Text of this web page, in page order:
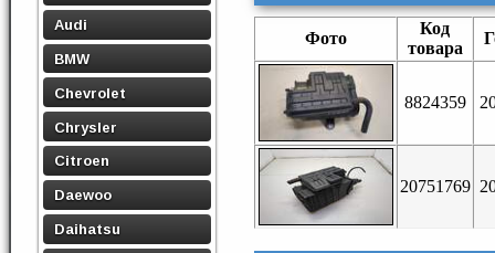
Audi
BMW
Chevrolet
Chrysler
Citroen
Daewoo
Daihatsu
Фото
Код
товара
8824359
20751769